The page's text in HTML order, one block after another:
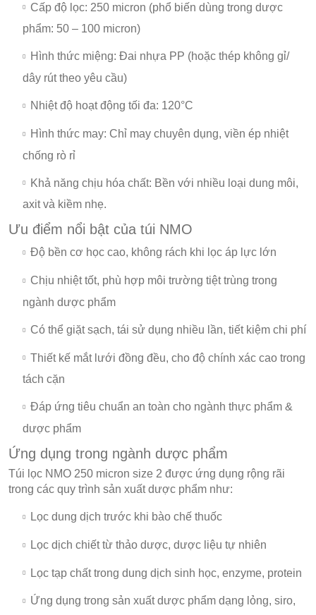
Cấp độ lọc: 250 micron (phổ biến dùng trong dược
phẩm: 50 – 100 micron)
Hình thức miệng: Đai nhựa PP (hoặc thép không gỉ/
dây rút theo yêu cầu)
Nhiệt độ hoạt động tối đa: 120°C
Hình thức may: Chỉ may chuyên dụng, viền ép nhiệt
chống rò rỉ
Khả năng chịu hóa chất: Bền với nhiều loại dung môi,
axit và kiềm nhẹ.
Ưu điểm nổi bật của túi NMO
Độ bền cơ học cao, không rách khi lọc áp lực lớn
Chịu nhiệt tốt, phù hợp môi trường tiệt trùng trong
ngành dược phẩm
Có thể giặt sạch, tái sử dụng nhiều lần, tiết kiệm chi phí
Thiết kế mắt lưới đồng đều, cho độ chính xác cao trong
tách cặn
Đáp ứng tiêu chuẩn an toàn cho ngành thực phẩm &
dược phẩm
Ứng dụng trong ngành dược phẩm
Túi lọc NMO 250 micron size 2 được ứng dụng rộng rãi
trong các quy trình sản xuất dược phẩm như:
Lọc dung dịch trước khi bào chế thuốc
Lọc dịch chiết từ thảo dược, dược liệu tự nhiên
Lọc tạp chất trong dung dịch sinh học, enzyme, protein
Ứng dụng trong sản xuất dược phẩm dạng lỏng, siro,